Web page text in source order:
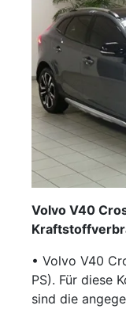
Volvo V40
• Volvo V40
PS). Für diese
sind die